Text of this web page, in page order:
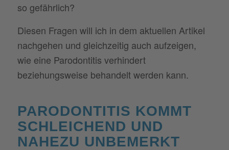
so gefährlich?
Diesen Fragen will ich in dem aktuellen Artikel
nachgehen und gleichzeitig auch aufzeigen,
wie eine Parodontitis verhindert
beziehungsweise behandelt werden kann.
PARODONTITIS KOMMT
SCHLEICHEND UND
NAHEZU UNBEMERKT